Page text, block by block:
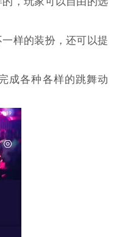
样的装扮，还可以提
成各种各样的跳舞动